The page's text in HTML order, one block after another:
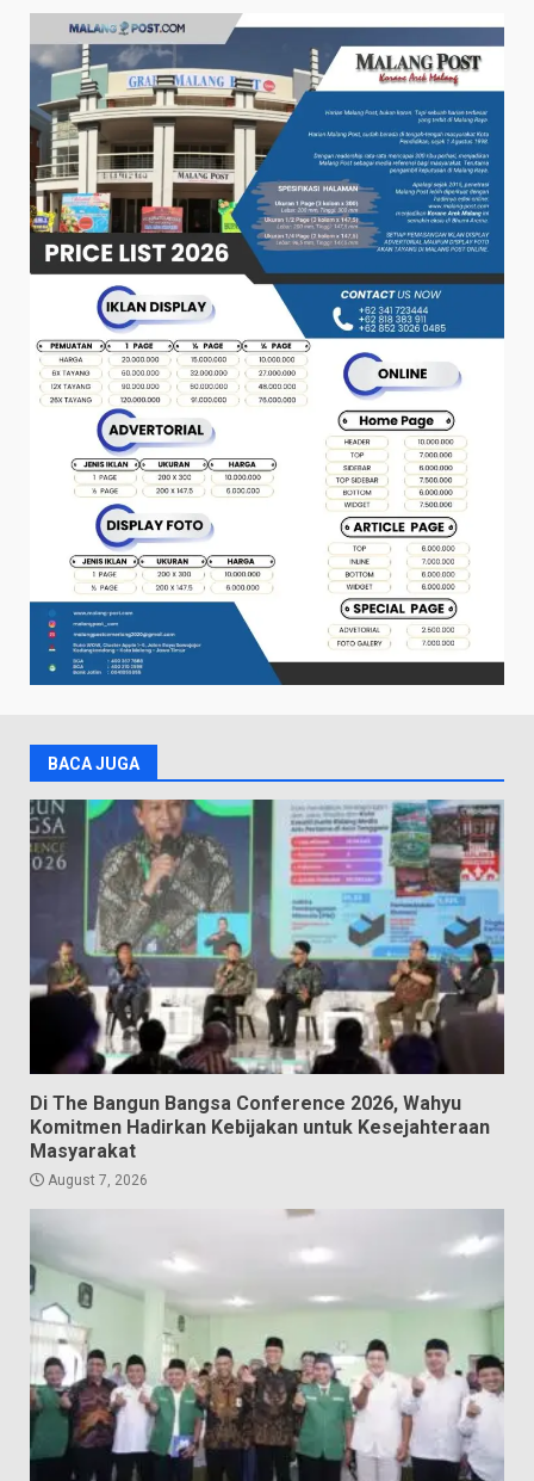
BACA JUGA
Di The Bangun Bangsa Conference 2026, Wahyu
Komitmen Hadirkan Kebijakan untuk Kesejahteraan
Masyarakat
August 7, 2026